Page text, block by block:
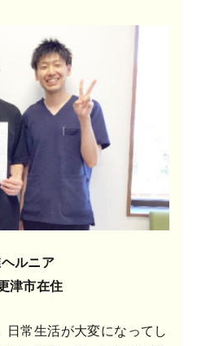
ルニア
津市在住
日常生活が大変になってし